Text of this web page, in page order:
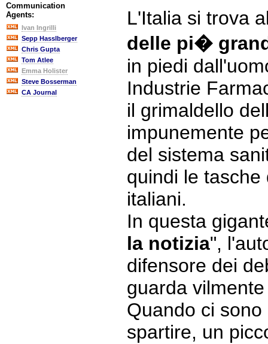
Communication
Agents:
Ivan Ingrilli
Sepp Hasslberger
Chris Gupta
Tom Atlee
Emma Holister
Steve Bosserman
CA Journal
L'Italia si trova
delle pi�
in piedi
Industrie
il grimaldello
impunemente
del sistema
quindi le
italiani.
In questa
la notizia",
difensore dei
guarda
Quando ci
spartire, un